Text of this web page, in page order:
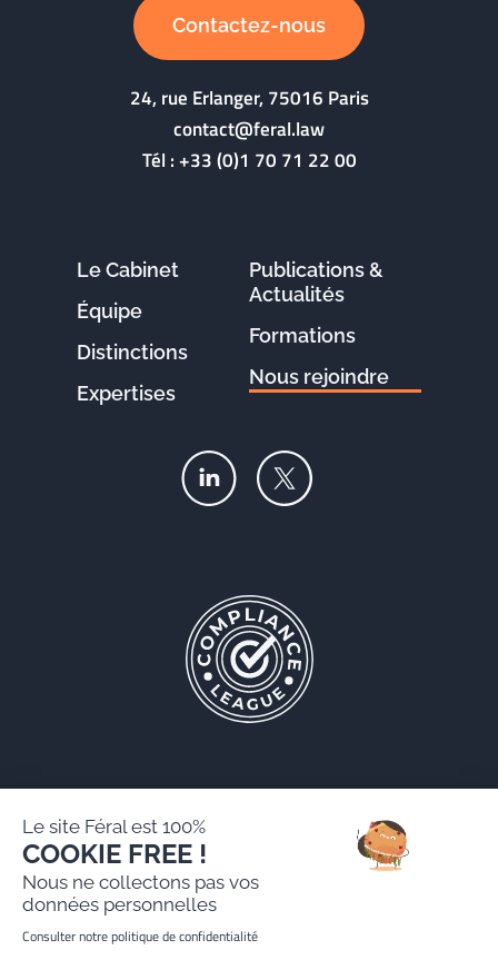
Contactez-nous
24, rue Erlanger, 75016 Paris
contact@feral.law
Tél :+33 (0)1 70 71 22 00
Le Cabinet
Équipe
Distinctions
Expertises
Publications &
Actualités
Formations
Nous rejoindre
Mentions légales
Politique de protection des données personnelles
Le site Féral est 100%
COOKIE FREE !
Nous ne collectons pas vos
données personnelles
Consulter notre politique de confidentialité